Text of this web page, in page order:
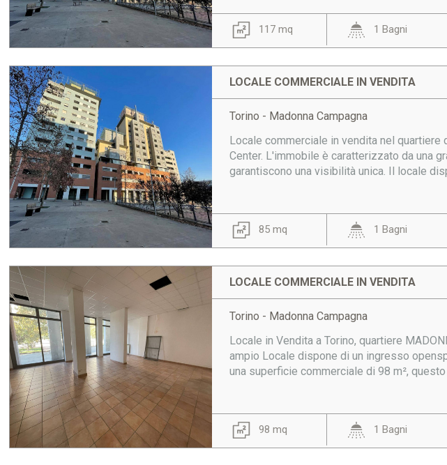
117 mq 1 Bagni
LOCALE COMMERCIALE IN VENDITA
Torino - Madonna Campagna
Locale commerciale in vendita nel quartiere
Center. L'immobile è caratterizzato da una
garantiscono una visibilità unica. Il locale
85 mq 1 Bagni
LOCALE COMMERCIALE IN VENDITA
Torino - Madonna Campagna
Locale in Vendita a Torino, quartiere
ampio Locale dispone di un ingresso
una superficie commerciale di 98 m²,
98 mq 1 Bagni